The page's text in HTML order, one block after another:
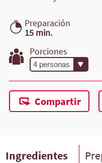
Preparación
15 min.
Porciones
Compartir
Ingredientes